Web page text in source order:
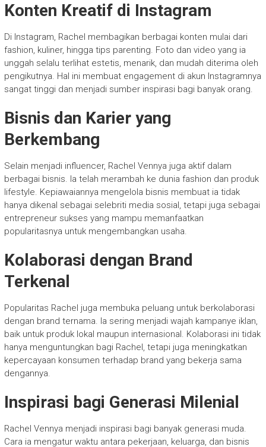
Konten Kreatif di Instagram
Di Instagram, Rachel membagikan berbagai konten mulai dari
fashion, kuliner, hingga tips parenting. Foto dan video yang ia
unggah selalu terlihat estetis, menarik, dan mudah diterima oleh
pengikutnya. Hal ini membuat engagement di akun Instagramnya
sangat tinggi dan menjadi sumber inspirasi bagi banyak orang.
Bisnis dan Karier yang
Berkembang
Selain menjadi influencer, Rachel Vennya juga aktif dalam
berbagai bisnis. Ia telah merambah ke dunia fashion dan produk
lifestyle. Kepiawaiannya mengelola bisnis membuat ia tidak
hanya dikenal sebagai selebriti media sosial, tetapi juga sebagai
entrepreneur sukses yang mampu memanfaatkan
popularitasnya untuk mengembangkan usaha.
Kolaborasi dengan Brand
Terkenal
Popularitas Rachel juga membuka peluang untuk berkolaborasi
dengan brand ternama. Ia sering menjadi wajah kampanye iklan,
baik untuk produk lokal maupun internasional. Kolaborasi ini tidak
hanya menguntungkan bagi Rachel, tetapi juga meningkatkan
kepercayaan konsumen terhadap brand yang bekerja sama
dengannya.
Inspirasi bagi Generasi Milenial
Rachel Vennya menjadi inspirasi bagi banyak generasi muda.
Cara ia mengatur waktu antara pekerjaan, keluarga, dan bisnis